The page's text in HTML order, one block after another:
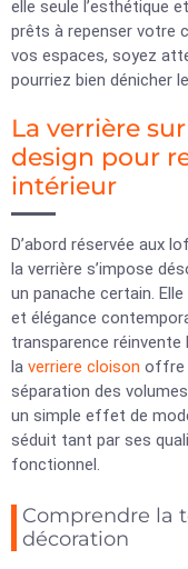
elle seule l’esthétique
prêts à repenser votre
vos espaces, soyez
pourriez bien dénicher
La verrière
design pour
intérieur
D’abord réservée aux
la verrière s’impose
un panache certain.
et élégance
transparence
la verriere cloison offre
séparation des
un simple effet de
séduit tant par ses
fonctionnel.
Comprendre la
décoration